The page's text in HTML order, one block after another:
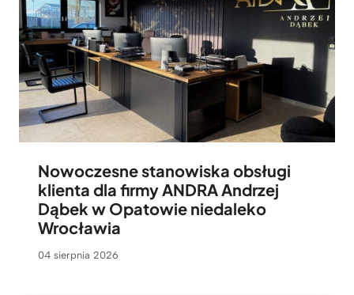
Nowoczesne stanowiska obsługi
klienta dla firmy ANDRA Andrzej
Dąbek w Opatowie niedaleko
Wrocławia
04 sierpnia 2026